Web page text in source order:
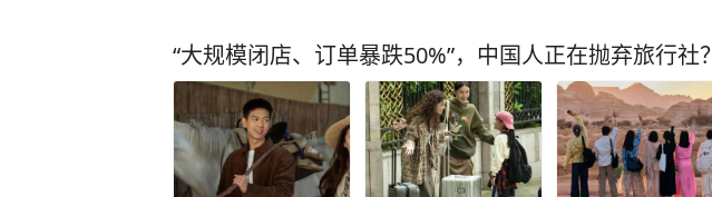
“大规模闭店、订单暴跌50%”，中国人正在抛弃旅行社？